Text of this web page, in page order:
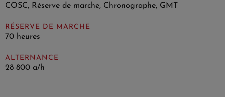
COSC, Réserve de marche, Chronographe, GMT
RÉSERVE DE MARCHE
70 heures
ALTERNANCE
28 800 a/h